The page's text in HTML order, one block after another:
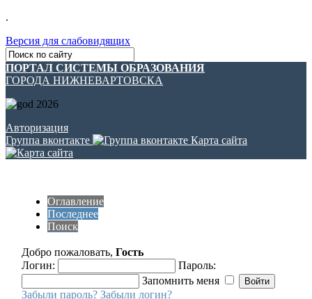
.
Версия для слабовидящих
ПОРТАЛ СИСТЕМЫ ОБРАЗОВАНИЯ
ГОРОДА НИЖНЕВАРТОВСКА
Авторизация
Группа вконтакте
Карта сайта
Оглавление
Последнее
Поиск
Добро пожаловать, Гость
Логин:
Пароль:
Запомнить меня
Забыли пароль? Забыли логин?